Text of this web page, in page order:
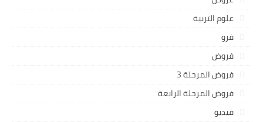
علوم التربية
فرو
فروض
فروض المرحلة 3
فروض المرحلة الرابعة
فيديو